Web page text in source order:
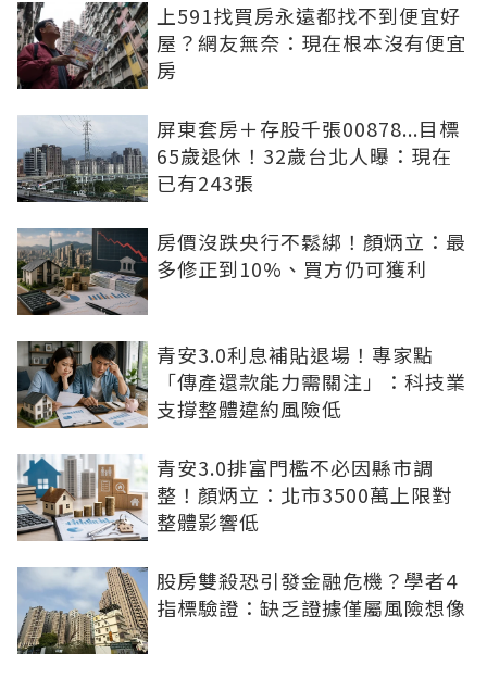
上591找買房永遠都找不到便宜好
屋？網友無奈：現在根本沒有便宜
房
屏東套房＋存股千張00878...目標
65歲退休！32歲台北人曝：現在
已有243張
房價沒跌央行不鬆綁！顏炳立：最
多修正到10%、買方仍可獲利
青安3.0利息補貼退場！專家點
「傳產還款能力需關注」：科技業
支撐整體違約風險低
青安3.0排富門檻不必因縣市調
整！顏炳立：北市3500萬上限對
整體影響低
股房雙殺恐引發金融危機？學者4
指標驗證：缺乏證據僅屬風險想像